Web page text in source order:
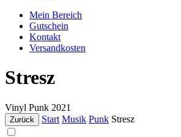
Mein Bereich
Gutschein
Kontakt
Versandkosten
Stresz
Vinyl Punk 2021
Zurück Start Musik Punk Stresz